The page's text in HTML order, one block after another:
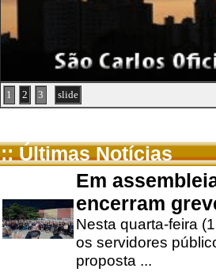
1 2 3 slide
:: Últimas Notícias
Em
encerram
Nesta quarta-feira
os servidores
proposta ...